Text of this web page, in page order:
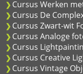
Cursus Werken
Cursus De
Cursus Zwart-wit
Cursus Analoge
Cursus
Cursus Creative
Cursus Vintage